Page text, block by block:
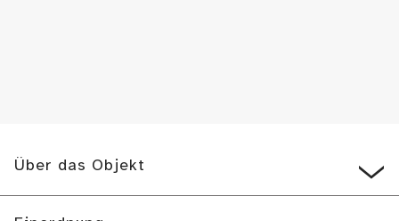
Über das Objekt